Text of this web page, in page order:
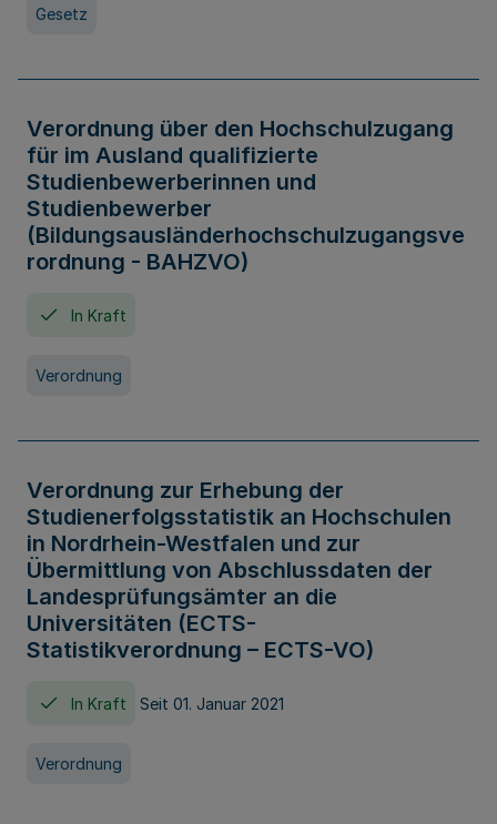
Gesetz
Verordnung über den Hochschulzugang
für im Ausland qualifizierte
Studienbewerberinnen und
Studienbewerber
(Bildungsausländerhochschulzugangsve
rordnung - BAHZVO)
In Kraft
Verordnung
Verordnung zur Erhebung der
Studienerfolgsstatistik an Hochschulen
in Nordrhein-Westfalen und zur
Übermittlung von Abschlussdaten der
Landesprüfungsämter an die
Universitäten (ECTS-
Statistikverordnung – ECTS-VO)
In Kraft Seit 01. Januar 2021
Verordnung